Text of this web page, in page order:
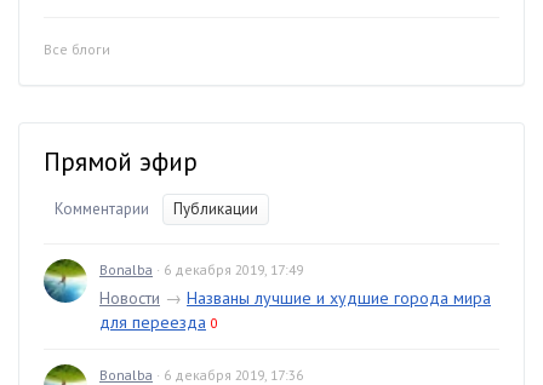
Все блоги
Прямой эфир
Комментарии Публикации
Bonalba · 6 декабря 2019, 17:49
Новости → Названы лучшие и худшие города мира
для переезда 0
Bonalba · 6 декабря 2019, 17:36